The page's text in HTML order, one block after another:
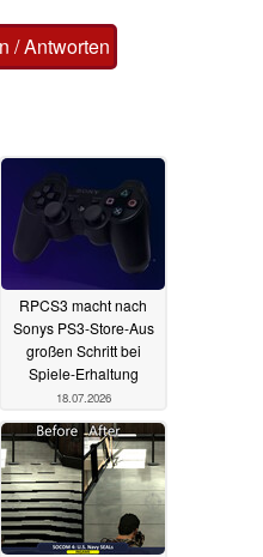
/ Antworten
RPCS3 macht nach
Sonys PS3-Store-Aus
großen Schritt bei
Spiele-Erhaltung
18.07.2026